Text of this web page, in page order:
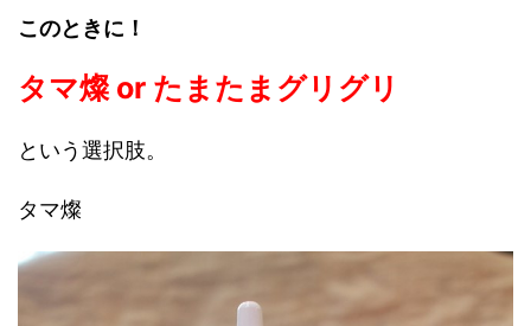
このときに！
タマ燦 or たまたまグリグリ
という選択肢。
タマ燦